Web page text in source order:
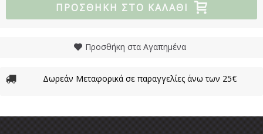
ΠΡΟΣΘΉΚΗ ΣΤΟ ΚΑΛΆΘΙ
Προσθήκη στα Αγαπημένα
Δωρεάν Μεταφορικά σε παραγγελίες άνω των 25€